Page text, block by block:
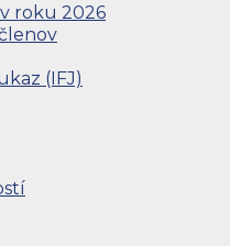
roku 2026
(IFJ)